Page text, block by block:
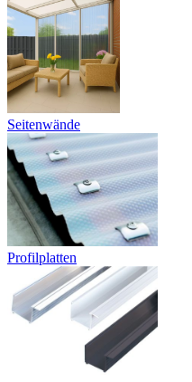
Seitenwände
Profilplatten